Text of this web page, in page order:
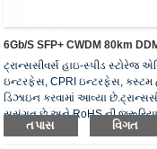
6Gb/s SFP+ CWDM 80km
ટ્રાન્સસીવર્સ હાઇ-સ્પીડ સ્ટોરેજ
ઇન્ટરફેસ, CPRI ઇન્ટરફેસ, કસ્ટમ
ડિઝાઇન કરવામાં આવ્યા
સુસંગત છે અને RoHS ની
તપાસ વિગત